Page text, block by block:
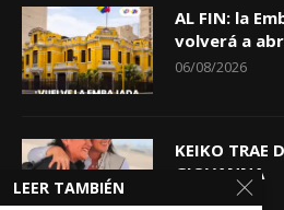
AL FIN: la
volverá a
06/08/2026
KEIKO TRAE
GIOVANNA
04/08/2026
LEER TAMBIÉN